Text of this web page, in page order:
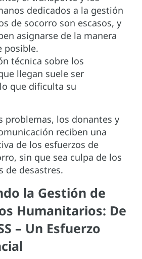
dedicados a la gestión
de socorro son escasos, y
asignarse de la manera
posible.
técnica sobre los
llegan suele ser
que dificulta su
problemas, los donantes y
reciben una
de los esfuerzos de
sin que sea culpa de los
de desastres.
la Gestión de
Humanitarios: De
– Un Esfuerzo